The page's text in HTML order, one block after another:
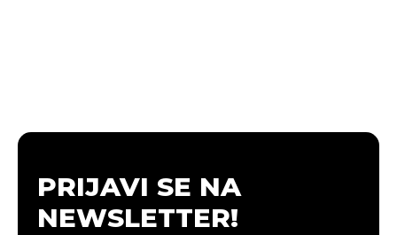
PRIJAVI SE NA
NEWSLETTER!